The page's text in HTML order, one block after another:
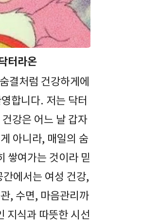
터라온
결처럼 건강하게에
합니다. 저는 닥터
강은 어느 날 갑자
아니라, 매일의 숨
쌓여가는 것이라 믿
에서는 여성 건강,
, 수면, 마음관리까
지식과 따뜻한 시선